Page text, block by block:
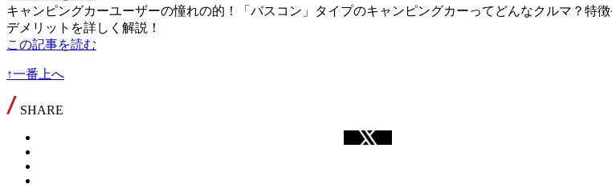
キャンピングカーユーザーの憧れの的！「バスコン」タイプのキャンピングカーってどんなクルマ？特徴
デメリットを詳しく解説！
この記事を読む
↑一番上へ
SHARE